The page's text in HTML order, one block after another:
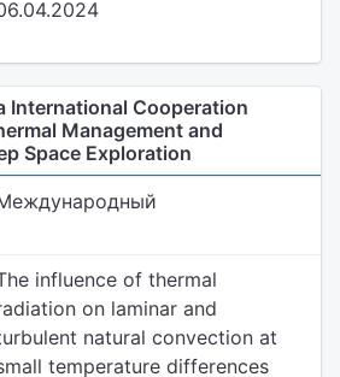
International Cooperation
Management and
Space Exploration
influence of thermal
on laminar and
natural convection at
temperature differences